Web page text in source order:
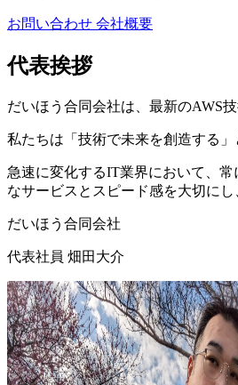
お問い合わせ 会社概要
代表挨拶
だいほう合同会社は、最新のAWS
私たちは「技術で未来を創造する
急速に変化するIT業界において、
なサービスとスピード感を大切に
だいほう合同会社
代表社員 畑田大介